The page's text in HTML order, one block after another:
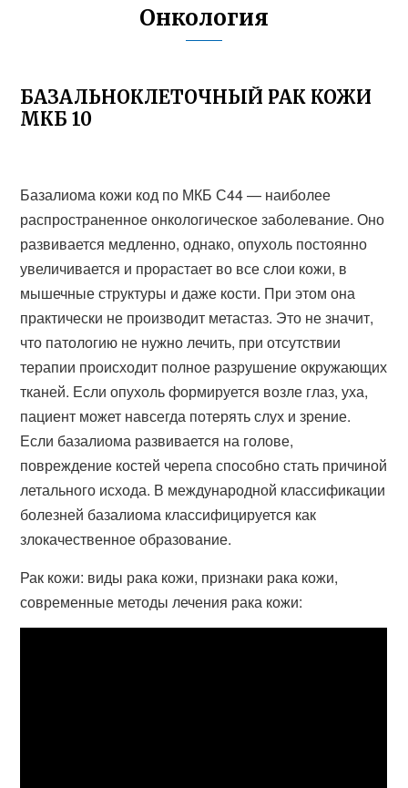
Онкология
БАЗАЛЬНОКЛЕТОЧНЫЙ РАК КОЖИ
МКБ 10
Базалиома кожи код по МКБ С44 — наиболее
распространенное онкологическое заболевание. Оно
развивается медленно, однако, опухоль постоянно
увеличивается и прорастает во все слои кожи, в
мышечные структуры и даже кости. При этом она
практически не производит метастаз. Это не значит,
что патологию не нужно лечить, при отсутствии
терапии происходит полное разрушение окружающих
тканей. Если опухоль формируется возле глаз, уха,
пациент может навсегда потерять слух и зрение.
Если базалиома развивается на голове,
повреждение костей черепа способно стать причиной
летального исхода. В международной классификации
болезней базалиома классифицируется как
злокачественное образование.
Рак кожи: виды рака кожи, признаки рака кожи,
современные методы лечения рака кожи: